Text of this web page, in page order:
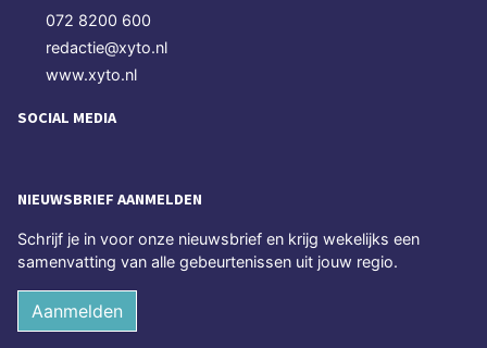
072 8200 600
redactie@xyto.nl
www.xyto.nl
SOCIAL MEDIA
NIEUWSBRIEF AANMELDEN
Schrijf je in voor onze nieuwsbrief en krijg wekelijks een
samenvatting van alle gebeurtenissen uit jouw regio.
Aanmelden